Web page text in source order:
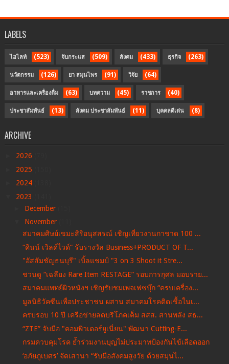
LABELS
ไฮไลท์ (523) จับกระแส (509) สังคม (433) ธุรกิจ (263)
นวัตกรรม (126) ยา สมุนไพร (91) วิจัย (64)
อาหารและเครื่องดื่ม (63) บทความ (45) ราชการ (40)
ประชาสัมพันธ์ (13) สังคม ประชาสัมพันธ์ (11) บุคคลดีเด่น (8)
ARCHIVE
2026
2025
2024
2023
December
November
สมาคมศิษย์เขมะสิริอนุสสรณ์ เชิญเที่ยวงานกาชาด 100 ...
“คินน์ เวิลด์ไวด์” รับรางวัล Business+PRODUCT OF T...
"อัสสัมชัญธนบุรี" เบิ้ลแชมป์ "3 on 3 Shoot it Stre...
ชวนดู “เฉลียง Rare Item RESTAGE” รอบการกุศล มอบราย...
สมาคมแพทย์ผิวหนังฯ เชิญรับชมเพจเฟซบุ๊ก “ครบเครื่อง...
มูลนิธิวัคซีนเพื่อประชาชน ผสาน สมาคมโรคติดเชื้อในเ...
ครบรอบ 10 ปี เครือข่ายลดบริโภคเค็ม สสส. สานพลัง สธ...
“ZTE” จับมือ "คอมพิวเตอร์ยูเนี่ยน" พัฒนา Cutting-E...
กรมควบคุมโรค ย้ำร่วมงานบุญไม่ประมาทป้องกันไข้เลือดออก
‘อภัยภูเบศร’ จัดเสวนา “รับมือสังคมสูงวัย ด้วยสมุนไ...